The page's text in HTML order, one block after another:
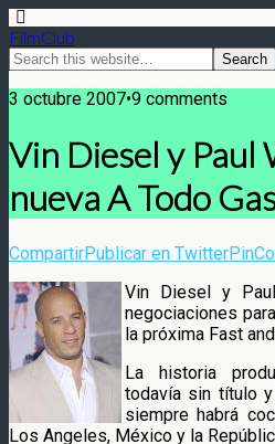
FilmClub
3 octubre 2007•9 comments
Vin Diesel y Paul
nueva A Todo
CompartirPublicar en TwitterPin
Vin Diesel y
negociaciones
la próxima Fast
La historia
todavía sin título
siempre habrá
Los Angeles, México y la